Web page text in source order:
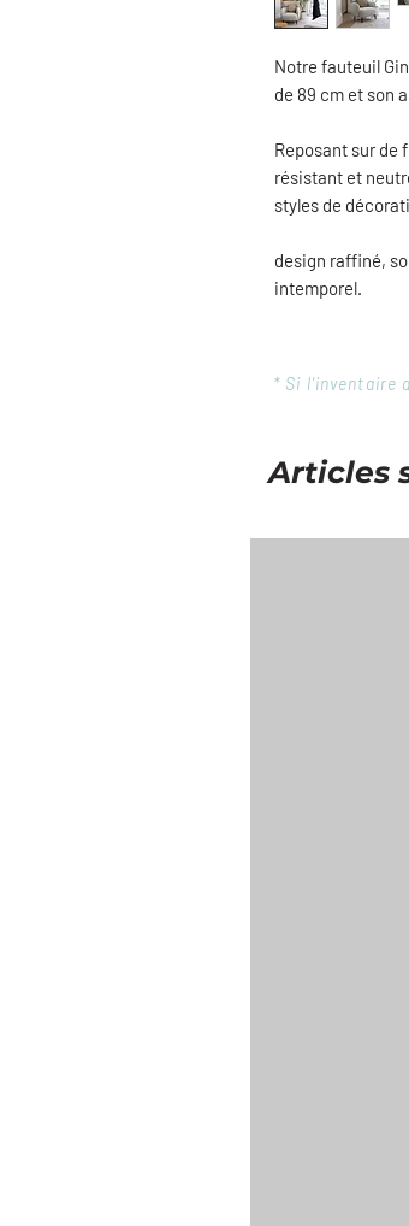
Notre fauteuil
de 89 cm et son
Reposant sur de
résistant et
styles de
design raffiné,
intemporel.
* Si l'inventaire
Articles